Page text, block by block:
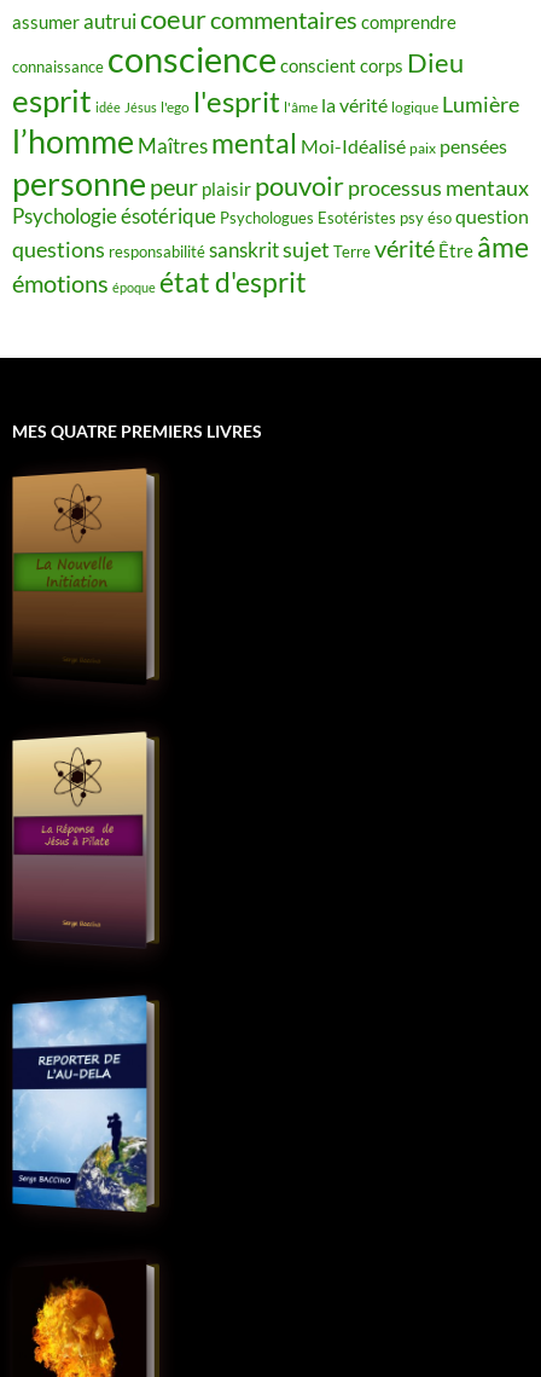
assumerautruicoeurcommentaires comprendre
connaissance conscience conscient corps Dieu
esprit idée Jésus l'ego l'esprit l'âme la vérité logique Lumière
l’homme Maîtres mental Moi-Idéalisé paix pensées
personne peur plaisir pouvoirprocessus mentaux
Psychologie ésotérique Psychologues Esotéristes psy ésoquestion
questions responsabilitésanskritsujet Terrevérité Être âme
émotions époque état d'esprit
MES QUATRE PREMIERS LIVRES